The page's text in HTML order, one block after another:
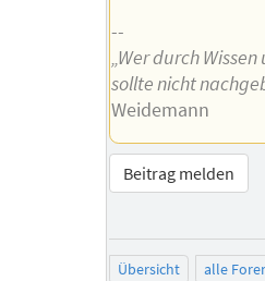
--
„Wer durch
sollte nicht
Weidemann
Beitrag melden
Übersicht alle